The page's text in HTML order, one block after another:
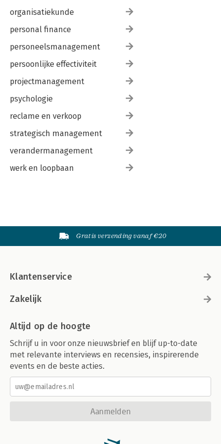
organisatiekunde
personal finance
personeelsmanagement
persoonlijke effectiviteit
projectmanagement
psychologie
reclame en verkoop
strategisch management
verandermanagement
werk en loopbaan
Gratis verzending vanaf €20
Klantenservice
Zakelijk
Altijd op de hoogte
Schrijf u in voor onze nieuwsbrief en blijf up-to-date
met relevante interviews en recensies, inspirerende
events en de beste acties.
Aanmelden